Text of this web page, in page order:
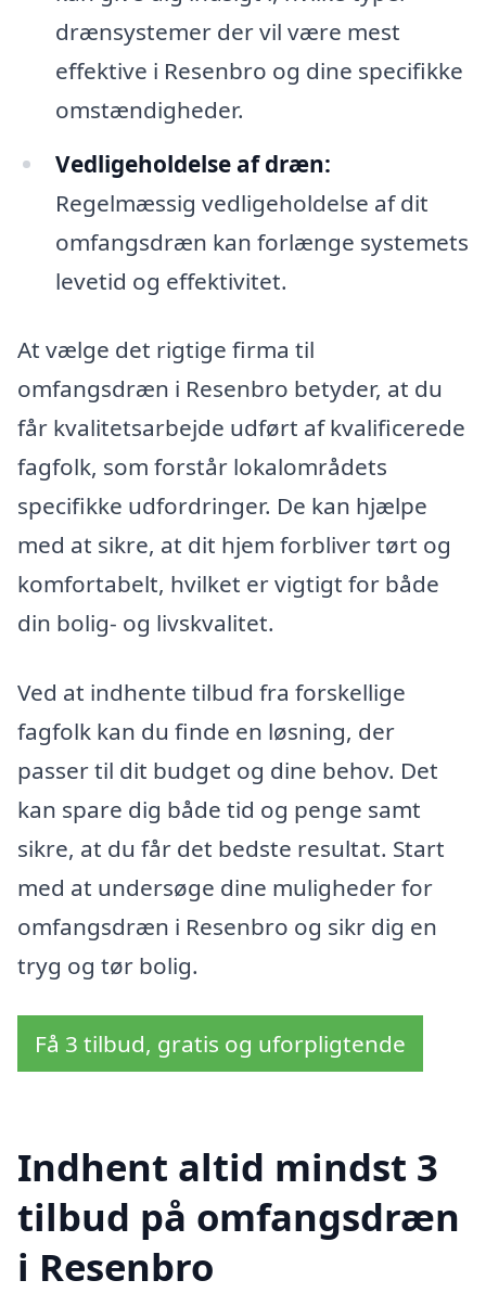
drænsystemer der vil være mest
effektive i Resenbro og dine specifikke
omstændigheder.
Vedligeholdelse af dræn:
Regelmæssig vedligeholdelse af dit
omfangsdræn kan forlænge systemets
levetid og effektivitet.
At vælge det rigtige firma til
omfangsdræn i Resenbro betyder, at du
får kvalitetsarbejde udført af kvalificerede
fagfolk, som forstår lokalområdets
specifikke udfordringer. De kan hjælpe
med at sikre, at dit hjem forbliver tørt og
komfortabelt, hvilket er vigtigt for både
din bolig- og livskvalitet.
Ved at indhente tilbud fra forskellige
fagfolk kan du finde en løsning, der
passer til dit budget og dine behov. Det
kan spare dig både tid og penge samt
sikre, at du får det bedste resultat. Start
med at undersøge dine muligheder for
omfangsdræn i Resenbro og sikr dig en
tryg og tør bolig.
Få 3 tilbud, gratis og uforpligtende
Indhent altid mindst 3
tilbud på omfangsdræn
i Resenbro